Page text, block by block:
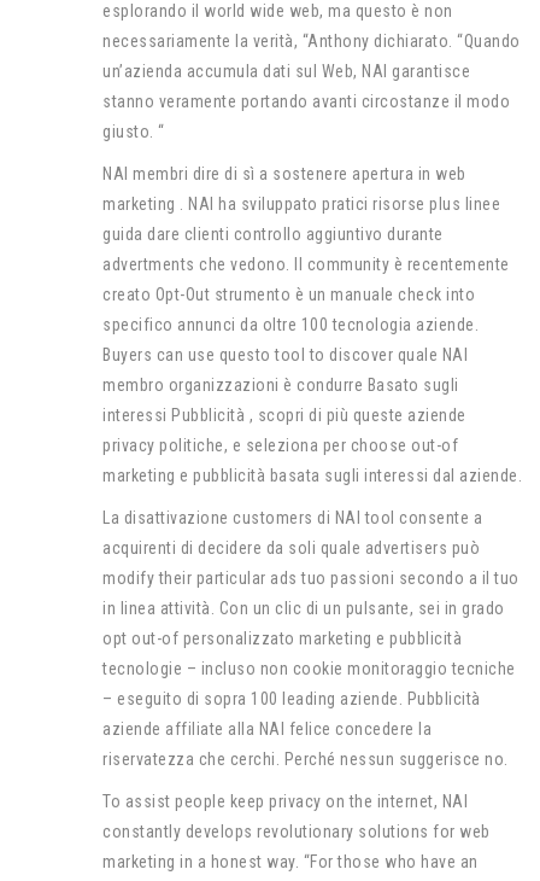
esplorando il world wide web, ma questo è non
necessariamente la verità, “Anthony dichiarato. “Quando
un’azienda accumula dati sul Web, NAI garantisce
stanno veramente portando avanti circostanze il modo
giusto. “
NAI membri dire di sì a sostenere apertura in web
marketing . NAI ha sviluppato pratici risorse plus linee
guida dare clienti controllo aggiuntivo durante
advertments che vedono. Il community è recentemente
creato Opt-Out strumento è un manuale check into
specifico annunci da oltre 100 tecnologia aziende.
Buyers can use questo tool to discover quale NAI
membro organizzazioni è condurre Basato sugli
interessi Pubblicità , scopri di più queste aziende
privacy politiche, e seleziona per choose out-of
marketing e pubblicità basata sugli interessi dal aziende.
La disattivazione customers di NAI tool consente a
acquirenti di decidere da soli quale advertisers può
modify their particular ads tuo passioni secondo a il tuo
in linea attività. Con un clic di un pulsante, sei in grado
opt out-of personalizzato marketing e pubblicità
tecnologie – incluso non cookie monitoraggio tecniche
– eseguito di sopra 100 leading aziende. Pubblicità
aziende affiliate alla NAI felice concedere la
riservatezza che cerchi. Perché nessun suggerisce no.
To assist people keep privacy on the internet, NAI
constantly develops revolutionary solutions for web
marketing in a honest way. “For those who have an